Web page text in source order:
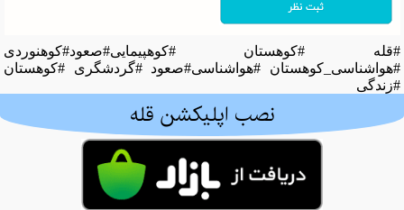
#قله #کوهستان #کوهپیمایی#صعود#کوهنوردی
#هواشناسی_کوهستان #هواشناسی#صعود #گردشگری #کوهستان
#زندگی
نصب اپلیکشن قله